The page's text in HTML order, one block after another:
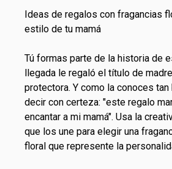
Ideas de regalos con fragancias
estilo de tu mamá
Tú formas parte de la historia de
llegada le regaló el título de
protectora. Y como la conoces tan
decir con certeza: "este regalo
encantar a mi mamá". Usa la
que los une para elegir una
floral que represente la